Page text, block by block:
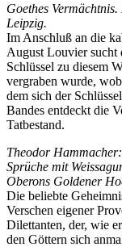
Goethes
Leipzig.
Im Anschluß an die
August Louvier sucht
Schlüssel zu diesem
vergraben wurde,
dem sich der
Bandes entdeckt die
Tatbestand.
Theodor
Sprüche mit
Oberons Goldener
Die beliebte
Verschen eigener
Dilettanten, der, wie
den Göttern sich